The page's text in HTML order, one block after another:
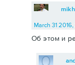
March 31
Об этом и